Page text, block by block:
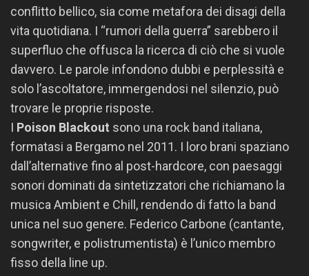
conflitto bellico, sia come metafora dei disagi della
vita quotidiana. I “rumori della guerra” sarebbero il
superfluo che offusca la ricerca di ciò che si vuole
davvero. Le parole infondono dubbi e perplessità e
solo l’ascoltatore, immergendosi nel silenzio, può
trovare le proprie risposte.
I Poison Blackout sono una rock band italiana,
formatasi a Bergamo nel 2011. I loro brani spaziano
dall’alternative fino al post-hardcore, con paesaggi
sonori dominati da sintetizzatori che richiamano la
musica Ambient e Chill, rendendo di fatto la band
unica nel suo genere. Federico Carbone (cantante,
songwriter, e polistrumentista) è l’unico membro
fisso della line up.